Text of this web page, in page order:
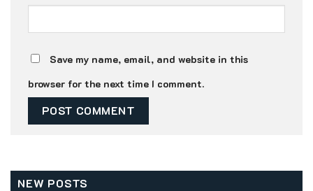
Save my name, email, and website in this
browser for the next time I comment.
NEW POSTS